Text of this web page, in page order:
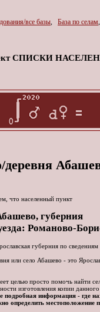
все базы, База по селам
СПИСКИ
деревня
что населенный пункт
, губерния
Романово-
губерния по
или село Абашево - это
целью просто помочь найти
изготовления копии
подробная информация - где
определить местоположение